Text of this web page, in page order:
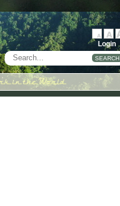
Login
SEARCH